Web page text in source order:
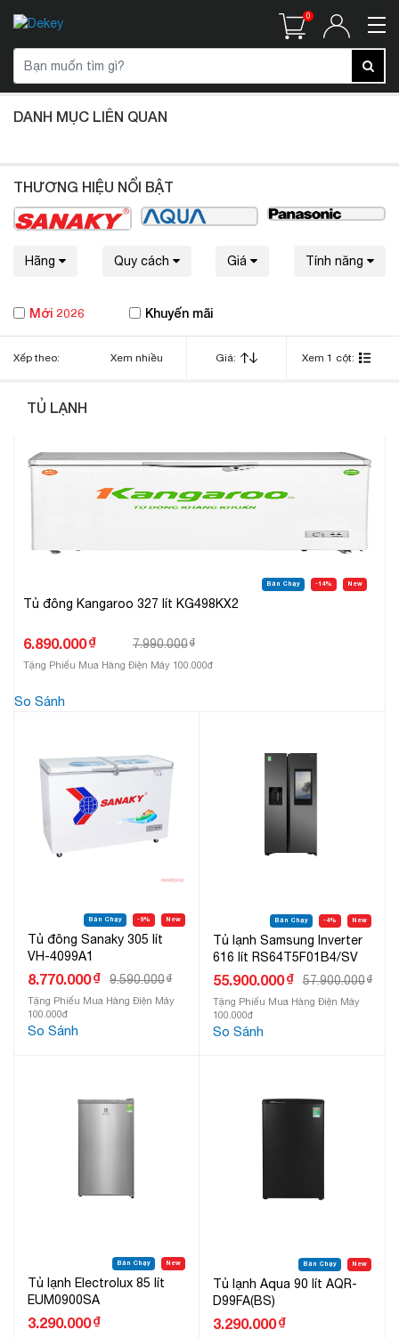
0
DANH MỤC LIÊN QUAN
THƯƠNG HIỆU NỔI BẬT
Hãng Quy cách Giá Tính năng
Mới 2026 Khuyến mãi
Xếp theo: Xem nhiều Giá: Xem 1 cột:
TỦ LẠNH
Bán Chạy -14% New
Tủ đông Kangaroo 327 lít KG498KX2
6.890.000₫ 7.990.000₫
Tặng Phiếu Mua Hàng Điện Máy 100.000đ
So Sánh
Bán Chạy -9% New
Tủ đông Sanaky 305 lít
VH-4099A1
8.770.000₫ 9.590.000₫
Tặng Phiếu Mua Hàng Điện Máy
100.000đ
So Sánh
Bán Chạy -4% New
Tủ lạnh Samsung Inverter
616 lít RS64T5F01B4/SV
55.900.000₫ 57.900.000₫
Tặng Phiếu Mua Hàng Điện Máy
100.000đ
So Sánh
Bán Chạy New
Tủ lạnh Electrolux 85 lít
EUM0900SA
3.290.000₫
Bán Chạy New
Tủ lạnh Aqua 90 lít AQR-
D99FA(BS)
3.290.000₫